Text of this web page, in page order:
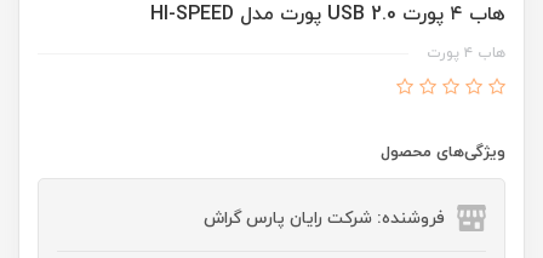
هاب ۴ پورت USB 2.0 پورت مدل HI-SPEED
هاب ۴ پورت
ویژگی‌های محصول
فروشنده: شرکت رایان پارس گراش